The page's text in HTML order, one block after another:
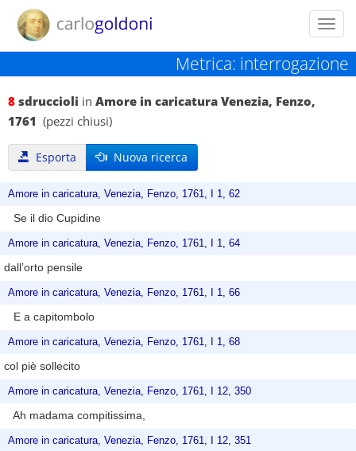
Metrica: interrogazione
8 sdruccioli in Amore in caricatura Venezia, Fenzo,
1761 (pezzi chiusi)
Esporta Nuova ricerca
Amore in caricatura, Venezia, Fenzo, 1761, I 1, 62
Se il dio Cupidine
Amore in caricatura, Venezia, Fenzo, 1761, I 1, 64
dall’orto pensile
Amore in caricatura, Venezia, Fenzo, 1761, I 1, 66
E a capitombolo
Amore in caricatura, Venezia, Fenzo, 1761, I 1, 68
col piè sollecito
Amore in caricatura, Venezia, Fenzo, 1761, I 12, 350
Ah madama compitissima,
Amore in caricatura, Venezia, Fenzo, 1761, I 12, 351